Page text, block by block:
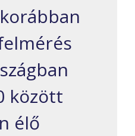
között
élő